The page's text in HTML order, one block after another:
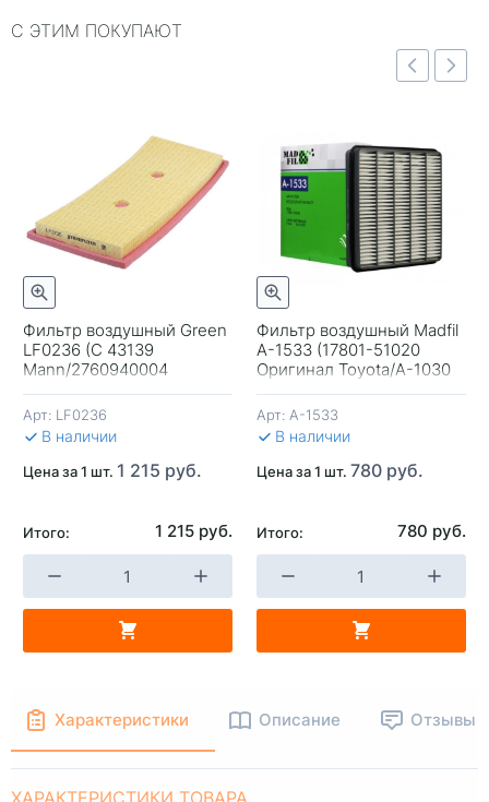
С ЭТИМ ПОКУПАЮТ
Фильтр воздушный Green
LF0236 (C 43139
Mann/2760940004
Оригинал Mercedes)
Арт: LF0236
В наличии
Цена за 1 шт. 1 215 руб.
Итого: 1 215 руб.
Фильтр воздушный Madfil
A-1533 (17801-51020
Оригинал Toyota/A-1030
Vic) LC-200 Дизель
Арт: A-1533
В наличии
Цена за 1 шт. 780 руб.
Итого: 780 руб.
+
КОРЗИНУ
+
В КОРЗИНУ
Быстрый просмотр
-
Характеристики Описание Отзывы
ХАРАКТЕРИСТИКИ ТОВАРА